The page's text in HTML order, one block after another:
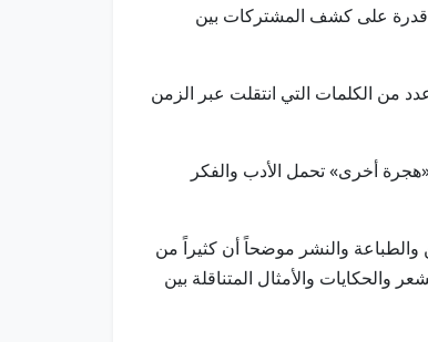
قدرة على كشف المشتركات بين
من الكلمات التي انتقلت عبر الزمن
«هجرة أخرى» تحمل الأدب والفكر
والطباعة والنشر موضحاً أن كثيراً من
والأمثال المتناقلة بين